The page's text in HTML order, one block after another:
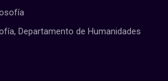
Departamento de Humanidades